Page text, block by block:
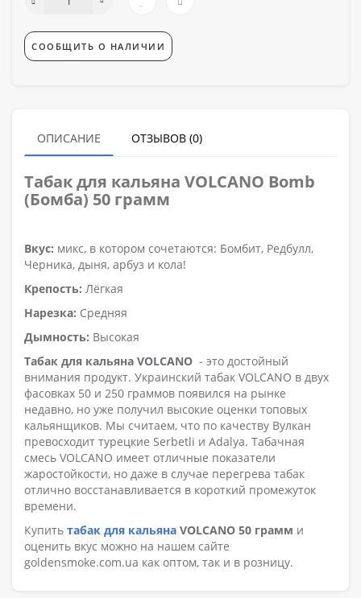
СООБЩИТЬ О НАЛИЧИИ
ОПИСАНИЕ ОТЗЫВОВ (0)
Табак для кальяна VOLCANO Bomb
(Бомба) 50 грамм
Вкус: микс, в котором сочетаются: Бомбит, Редбулл,
Черника, дыня, арбуз и кола!
Крепость: Лёгкая
Нарезка: Средняя
Дымность: Высокая
Табак для кальяна VOLCANO - это достойный
внимания продукт. Украинский табак VOLCANO в двух
фасовках 50 и 250 граммов появился на рынке
недавно, но уже получил высокие оценки топовых
кальянщиков. Мы считаем, что по качеству Вулкан
превосходит турецкие Serbetli и Adalya. Табачная
смесь VOLCANO имеет отличные показатели
жаростойкости, но даже в случае перегрева табак
отлично восстанавливается в короткий промежуток
времени.
Купить табак для кальяна VOLCANO 50 грамм и
оценить вкус можно на нашем сайте
goldensmoke.com.ua как оптом, так и в розницу.